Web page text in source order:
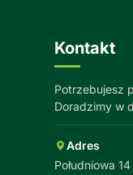
Kontakt
Potrzebujesz
Doradzimy w
Adres
Południowa 14